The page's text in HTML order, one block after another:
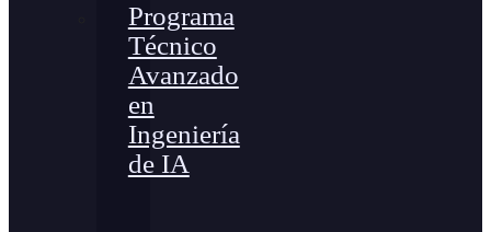
Programa
Técnico
Avanzado
en
Ingeniería
de IA